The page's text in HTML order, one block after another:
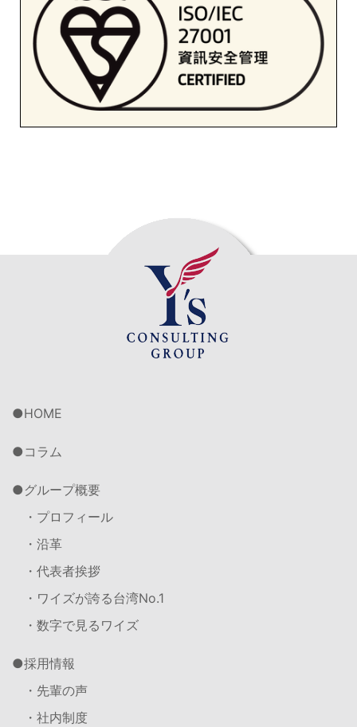
HOME
コラム
グループ概要
・プロフィール
・沿革
・代表者挨拶
・ワイズが誇る台湾No.1
・数字で見るワイズ
採用情報
・先輩の声
・社内制度